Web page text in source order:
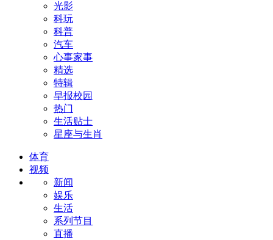
光影
科玩
科普
汽车
心事家事
精选
特辑
早报校园
热门
生活贴士
星座与生肖
体育
视频
新闻
娱乐
生活
系列节目
直播